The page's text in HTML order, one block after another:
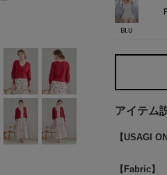
BLU
F
アイテム
【USAGI
【Fabric】